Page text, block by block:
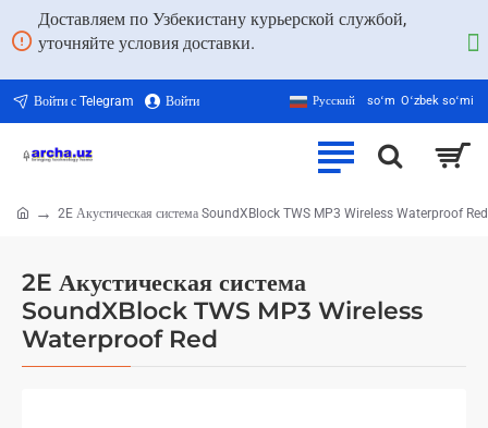
Доставляем по Узбекистану курьерской службой,
уточняйте условия доставки.
Войти с Telegram Войти Русский soʻm Oʻzbek soʻmi
2E Акустическая система
SoundXBlock TWS MP3 Wireless
Waterproof Red
2E Акустическая система SoundXBlock TWS MP3 Wireless Waterproof Red